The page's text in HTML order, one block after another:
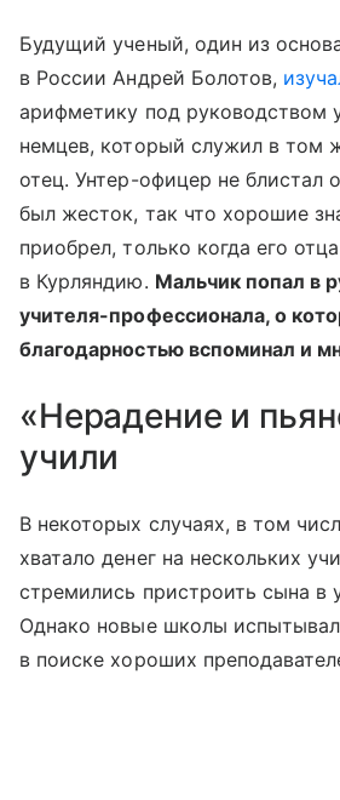
Будущий ученый, один из
в России Андрей Болотов,
арифметику под руководством
немцев, который служил в том
отец. Унтер-офицер не блистал
был жесток, так что хорошие
приобрел, только когда его
в Курляндию. Мальчик попал в
учителя-профессионала, о
благодарностью вспоминал и
«Нерадение и
учили
В некоторых случаях, в том
хватало денег на нескольких
стремились пристроить сына в
Однако новые школы
в поиске хороших